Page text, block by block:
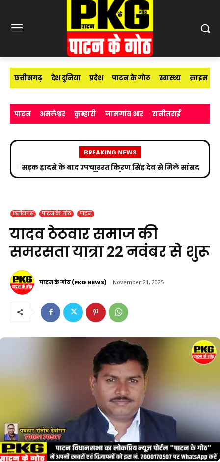
छत्तीसगढ़ देश दुनिया प्रदेश पाटन के गोठ स्वास्थ्य क्राइम
पाटन अमलेश्वर कुम्हारी जामगांव आर रानीतराई
BREAKING NEWS
सड़क हादसे के बाद उपचाररत किरण सिंह देव से मिले सांसद
विजय बघेल
छत्तीसगढ़ पाटन के गोठ पाटन
यादव ठेठवार समाज की
समरसता यात्रा 22 नवंबर से शुरू
पाटन के गोठ (PKG NEWS) November 21, 2025